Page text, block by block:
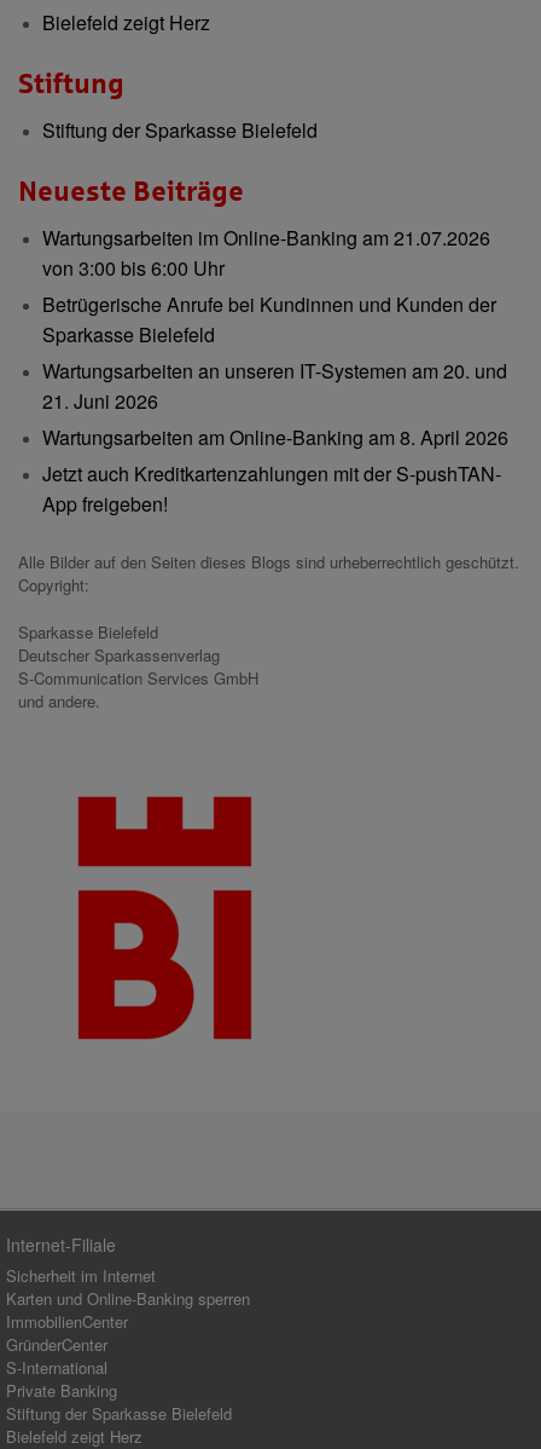
Bielefeld zeigt Herz
Stiftung
Stiftung der Sparkasse Bielefeld
Neueste Beiträge
Wartungsarbeiten im Online-Banking am 21.07.2026
von 3:00 bis 6:00 Uhr
Betrügerische Anrufe bei Kundinnen und Kunden der
Sparkasse Bielefeld
Wartungsarbeiten an unseren IT-Systemen am 20. und
21. Juni 2026
Wartungsarbeiten am Online-Banking am 8. April 2026
Jetzt auch Kreditkartenzahlungen mit der S-pushTAN-
App freigeben!
Alle Bilder auf den Seiten dieses Blogs sind urheberrechtlich geschützt.
Copyright:
Sparkasse Bielefeld
Deutscher Sparkassenverlag
S-Communication Services GmbH
und andere.
Internet-Filiale
Sicherheit im Internet
Karten und Online-Banking sperren
ImmobilienCenter
GründerCenter
S-International
Private Banking
Stiftung der Sparkasse Bielefeld
Bielefeld zeigt Herz